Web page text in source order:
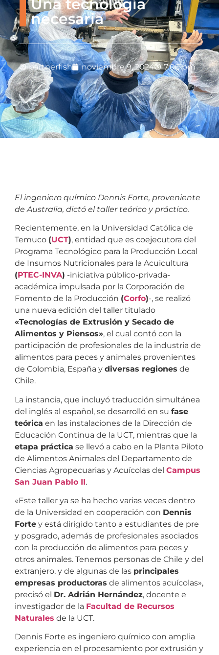
Una tecnología
necesaria
partnerfish noviembre 9, 2024 7:06 pm
El ingeniero químico Dennis Forte, proveniente
de Australia, dictó el taller teórico y práctico.
Recientemente, en la Universidad Católica de
Temuco (UCT), entidad que es coejecutora del
Programa Tecnológico para la Producción Local
de Insumos Nutricionales para la Acuicultura
(PTEC-INVA) -iniciativa público-privada-
académica impulsada por la Corporación de
Fomento de la Producción (Corfo)-, se realizó
una nueva edición del taller titulado
«Tecnologías de Extrusión y Secado de
Alimentos y Piensos», el cual contó con la
participación de profesionales de la industria de
alimentos para peces y animales provenientes
de Colombia, España y diversas regiones de
Chile.
La instancia, que incluyó traducción simultánea
del inglés al español, se desarrolló en su fase
teórica en las instalaciones de la Dirección de
Educación Continua de la UCT, mientras que la
etapa práctica se llevó a cabo en la Planta Piloto
de Alimentos Animales del Departamento de
Ciencias Agropecuarias y Acuícolas del Campus
San Juan Pablo II.
«Este taller ya se ha hecho varias veces dentro
de la Universidad en cooperación con Dennis
Forte y está dirigido tanto a estudiantes de pre
y posgrado, además de profesionales asociados
con la producción de alimentos para peces y
otros animales. Tenemos personas de Chile y del
extranjero, y de algunas de las principales
empresas productoras de alimentos acuícolas»,
precisó el Dr. Adrián Hernández, docente e
investigador de la Facultad de Recursos
Naturales de la UCT.
Dennis Forte es ingeniero químico con amplia
experiencia en el procesamiento por extrusión y